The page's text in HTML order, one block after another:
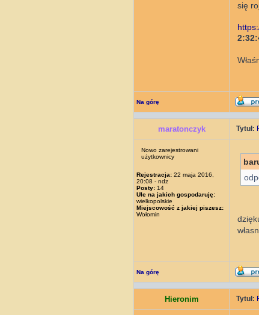
się
Na górę
maratonczyk Tytuł:
Nowo zarejestrowani
użytkownicy
Rejestracja: 22 maja 2016,
20:08 - ndz
Posty: 14
Ule na jakich gospodaruję:
wielkopolskie
Miejscowość z jakiej piszesz:
Wołomin
Na górę
Hieronim Tytuł: